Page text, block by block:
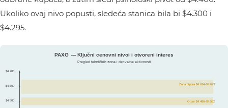
Ukoliko ovaj nivo popusti, sledeća stanica bila bi $4.300 i
$4.295.